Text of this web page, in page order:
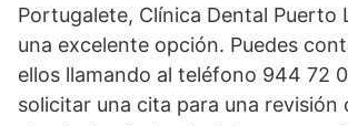
Portugalete, Clínica Dental Puerto
una excelente opción. Puedes
ellos llamando al teléfono 944 72
solicitar una cita para una revisión